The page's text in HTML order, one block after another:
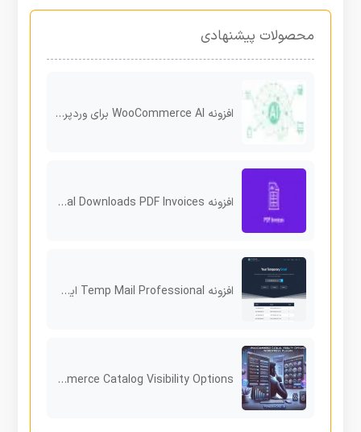
محصولات پیشنهادی
افزونه WooCommerce AI برای وردپرس
افزونه Easy Digital Downloads PDF Invoices
افزونه Temp Mail Professional ایجاد ایمیل موقت برای سایت‌های وردپرس
WooCommerce Catalog Visibility Options افزونه حرفه‌ای برای مدیریت نمایش کاتالوگ محصولات